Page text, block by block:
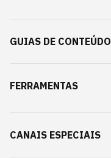
GUIAS DE CONTEÚDO
FERRAMENTAS
CANAIS ESPECIAIS